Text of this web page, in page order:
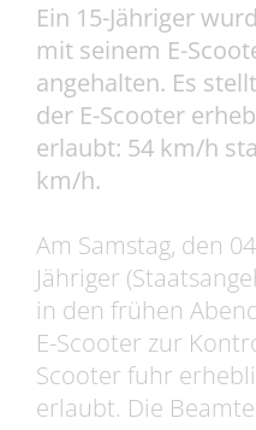
Ein 15-Jähriger
mit seinem E-
angehalten. Es
der E-Scooter
erlaubt: 54 km/h
km/h.
Am Samstag, den
Jähriger
in den frühen
E-Scooter zur
Scooter fuhr
erlaubt. Die